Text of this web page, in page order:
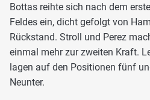
Bottas reihte sich nach dem
Feldes ein, dicht gefolgt von
Rückstand. Stroll und Perez
einmal mehr zur zweiten Kraft.
lagen auf den Positionen fünf
Neunter.